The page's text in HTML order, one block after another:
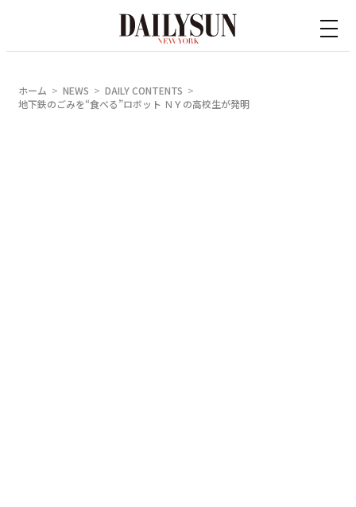
ホーム NEWS
DAILY CONTENTS
地下鉄のごみを“食べる”ロボット ＮＹの高校生が発明